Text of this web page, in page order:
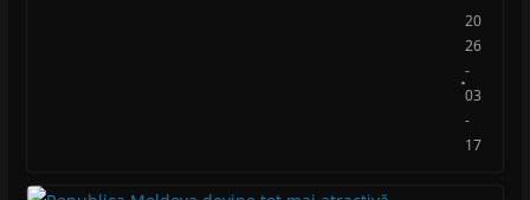
20
26
-
03
-
17